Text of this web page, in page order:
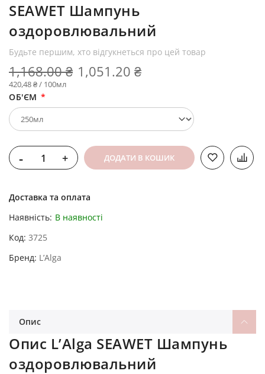
SEAWET Шампунь
оздоровлювальний
Будьте першим, хто відгукнеться про цей товар
1,051.20 ₴
1,168.00 ₴
420,48 ₴ / 100мл
ОБ'ЄМ
- + ДОДАТИ В КОШИК
Доставка та оплата
Наявність: В наявності
Код 3725
Бренд L’Alga
Опис
Опис L’Alga SEAWET Шампунь
оздоровлювальний